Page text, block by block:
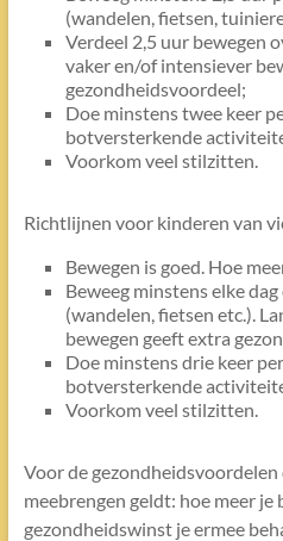
(wandelen, fietsen,
Verdeel 2,5 uur bewegen
vaker en/of intensiever
gezondheidsvoordeel;
Doe minstens twee keer
botversterkende
Voorkom veel stilzitten.
Richtlijnen voor kinderen van
Bewegen is goed. Hoe
Beweeg minstens elke
(wandelen, fietsen etc.).
bewegen geeft extra
Doe minstens drie keer
botversterkende
Voorkom veel stilzitten.
Voor de
meebrengen geldt: hoe meer je
gezondheidswinst je ermee